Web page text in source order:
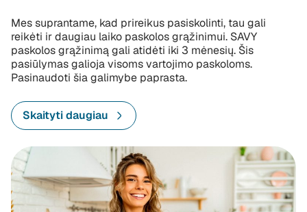
Mes suprantame, kad prireikus pasiskolinti, tau gali
reikėti ir daugiau laiko paskolos grąžinimui. SAVY
paskolos grąžinimą gali atidėti iki 3 mėnesių. Šis
pasiūlymas galioja visoms vartojimo paskoloms.
Pasinaudoti šia galimybe paprasta.
Skaityti daugiau